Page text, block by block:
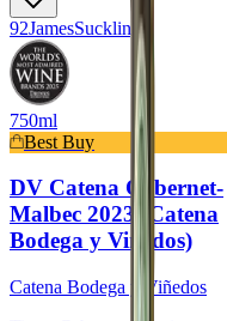
92JamesSuckling
750ml
Best Buy
DV Catena Cabernet-
Malbec 2023 (Catena
Bodega y Viñedos)
Catena Bodega y Viñedos